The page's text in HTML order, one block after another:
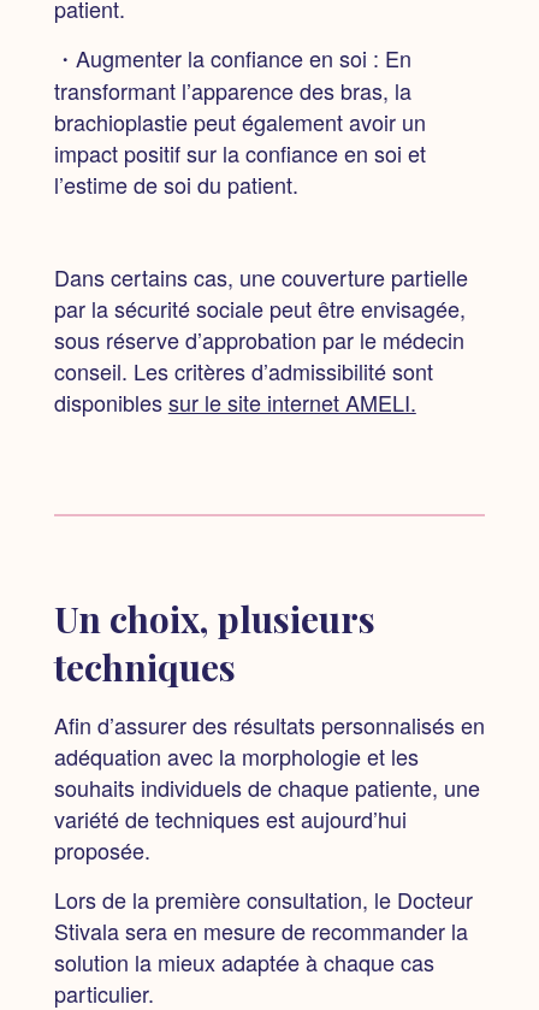
patient.
・Augmenter la confiance en soi : En
transformant l’apparence des bras, la
brachioplastie peut également avoir un
impact positif sur la confiance en soi et
l’estime de soi du patient.
Dans certains cas, une couverture partielle
par la sécurité sociale peut être envisagée,
sous réserve d’approbation par le médecin
conseil. Les critères d’admissibilité sont
disponiblessur le site internet AMELI.
Un choix, plusieurs
techniques
Afin d’assurer des résultats personnalisésen
adéquation avec la morphologie et les
souhaits individuels de chaque patiente, une
variété de techniques est aujourd’hui
proposée.
Lors de la première consultation, le Docteur
Stivala sera en mesure de recommander la
solution la mieux adaptée à chaque cas
particulier.